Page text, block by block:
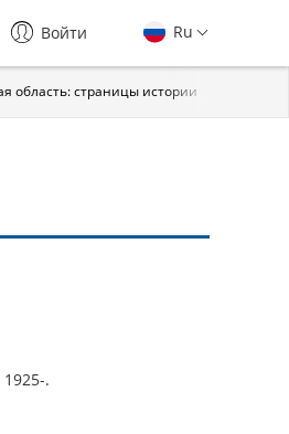
Ru
Войти
область: страницы истории
.